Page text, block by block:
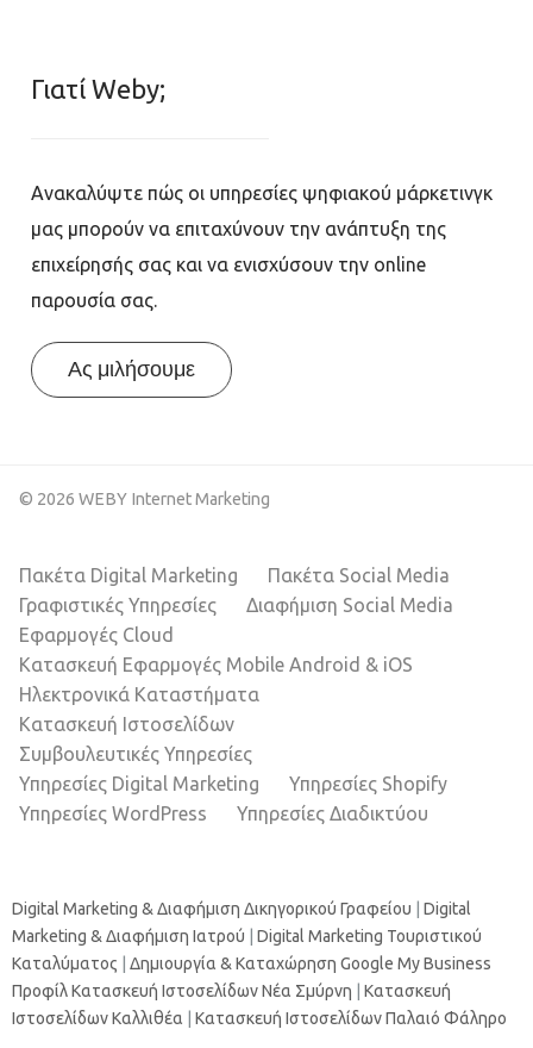
Γιατί Weby;
Ανακαλύψτε πώς οι υπηρεσίες ψηφιακού μάρκετινγκ
μας μπορούν να επιταχύνουν την ανάπτυξη της
επιχείρησής σας και να ενισχύσουν την online
παρουσία σας.
Ας μιλήσουμε
© 2026 WEBY Internet Marketing
Πακέτα Digital Marketing
Πακέτα Social Media
Γραφιστικές Υπηρεσίες
Διαφήμιση Social Media
Εφαρμογές Cloud
Κατασκευή Εφαρμογές Mobile Android & iOS
Ηλεκτρονικά Καταστήματα
Κατασκευή Ιστοσελίδων
Συμβουλευτικές Υπηρεσίες
Υπηρεσίες Digital Marketing
Υπηρεσίες Shopify
Υπηρεσίες WordPress
Υπηρεσίες Διαδικτύου
Digital Marketing & Διαφήμιση Δικηγορικού Γραφείου
Digital
Marketing & Διαφήμιση Ιατρού
Digital Marketing Τουριστικού
Καταλύματος
Δημιουργία & Καταχώρηση Google My Business
ΠροφίλΚατασκευή Ιστοσελίδων Νέα Σμύρνη
Κατασκευή
Ιστοσελίδων Καλλιθέα
Κατασκευή Ιστοσελίδων Παλαιό Φάληρο